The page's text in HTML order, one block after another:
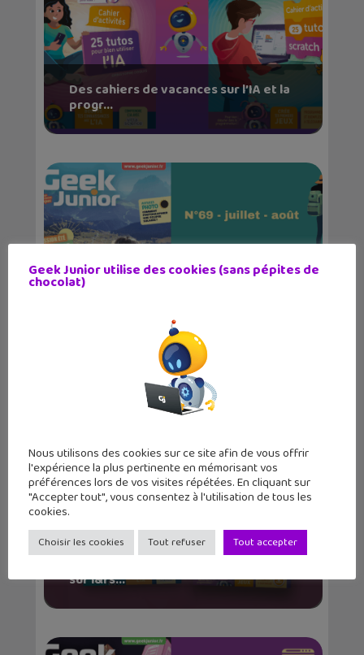
Des cahiers de vacances sur l’IA et la
progr...
Le numéro d’été Geek Junior vient de
sur l&rs...
Geek Junior utilise des cookies (sans pépites de
chocolat)
Nous utilisons des cookies sur ce site afin de vous offrir
l'expérience la plus pertinente en mémorisant vos
préférences lors de vos visites répétées. En cliquant sur
"Accepter tout", vous consentez à l'utilisation de tous les
cookies.
Choisir les cookies Tout refuser Tout accepter